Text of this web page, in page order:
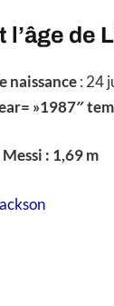
l’âge de
naissance: 24
»1987″
: 1,69 m